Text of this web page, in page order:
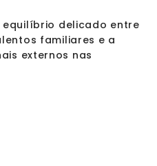
delicado entre
familiares e a
externos nas